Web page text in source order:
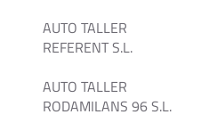
AUTO TALLER
REFERENT S.L.
AUTO TALLER
RODAMILANS 96 S.L.